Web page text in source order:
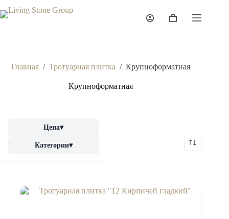
к
Корзина
Главная / Тротуарная плитка / Крупноформатная
Крупноформатная
Цена▾
Категории▾